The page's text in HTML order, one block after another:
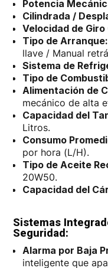
Potencia
Cilindrada /
Velocidad de
Tipo de Arranque:
llave / Manual
Sistema de
Tipo de
Alimentación de
mecánico de alta
Capacidad del
Litros.
Consumo
por hora (L/H).
Tipo de Aceite
20W50.
Capacidad del
Sistemas
Seguridad:
Alarma por Baja
inteligente que